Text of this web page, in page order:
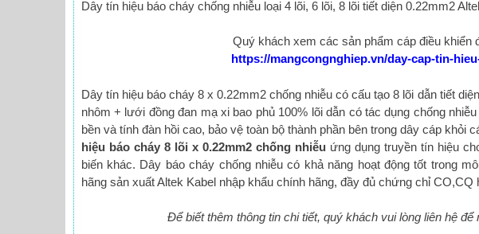
Dây tín hiệu báo cháy chống nhiễu loại 4 lõi, 6 lõi, 8 lõi tiết diện 0.22mm2
Quý khách xem các sản phẩm cáp điều khiển
https://mangcongnghiep.vn/day-cap-tin-
Dây tín hiệu báo cháy 8 x 0.22mm2 chống nhiễu có cấu tạo 8 lõi dẫn tiết
nhôm + lưới đồng đan mạ xi bao phủ 100% lõi dẫn có tác dụng chống
bền và tính đàn hồi cao, bảo vệ toàn bộ thành phần bên trong dây cáp khỏi
hiệu báo cháy 8 lõi x 0.22mm2 chống nhiễu ứng dụng truyền tín hiệu
biến khác. Dây báo cháy chống nhiễu có khả năng hoạt động tốt trong
hãng sản xuất Altek Kabel nhập khẩu chính hãng, đầy đủ chứng chỉ CO,CQ
Để biết thêm thông tin chi tiết, quý khách vui lòng liên hệ